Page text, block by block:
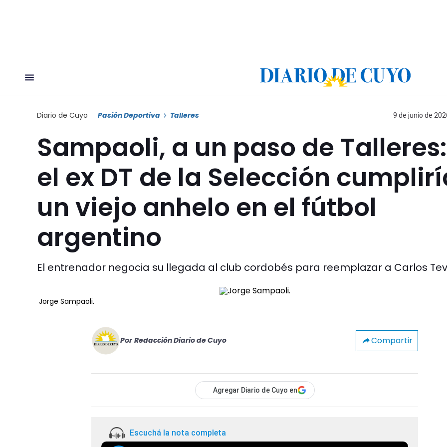
Diario de Cuyo Pasión Deportiva Talleres 9 de junio de
Sampaoli, a un paso de Talleres:
el ex DT de la Selección
un viejo anhelo en el fútbol
argentino
El entrenador negocia su llegada al club cordobés para reemplazar a Carlos
Jorge Sampaoli.
Por Redacción Diario de Cuyo Compartir
Agregar Diario de Cuyo en
Escuchá la nota completa